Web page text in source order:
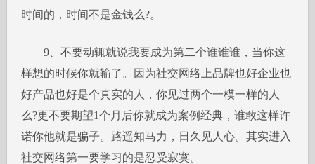
时间的，时间不是金钱么?。
9、不要动辄就说我要成为第二个谁谁谁，当你这
样想的时候你就输了。因为社交网络上品牌也好企业也
好产品也好是个真实的人，你见过两个一模一样的人
么?更不要期望1个月后你就成为案例经典，谁敢这样许
诺你他就是骗子。路遥知马力，日久见人心。其实进入
社交网络第一要学习的是忍受寂寞。